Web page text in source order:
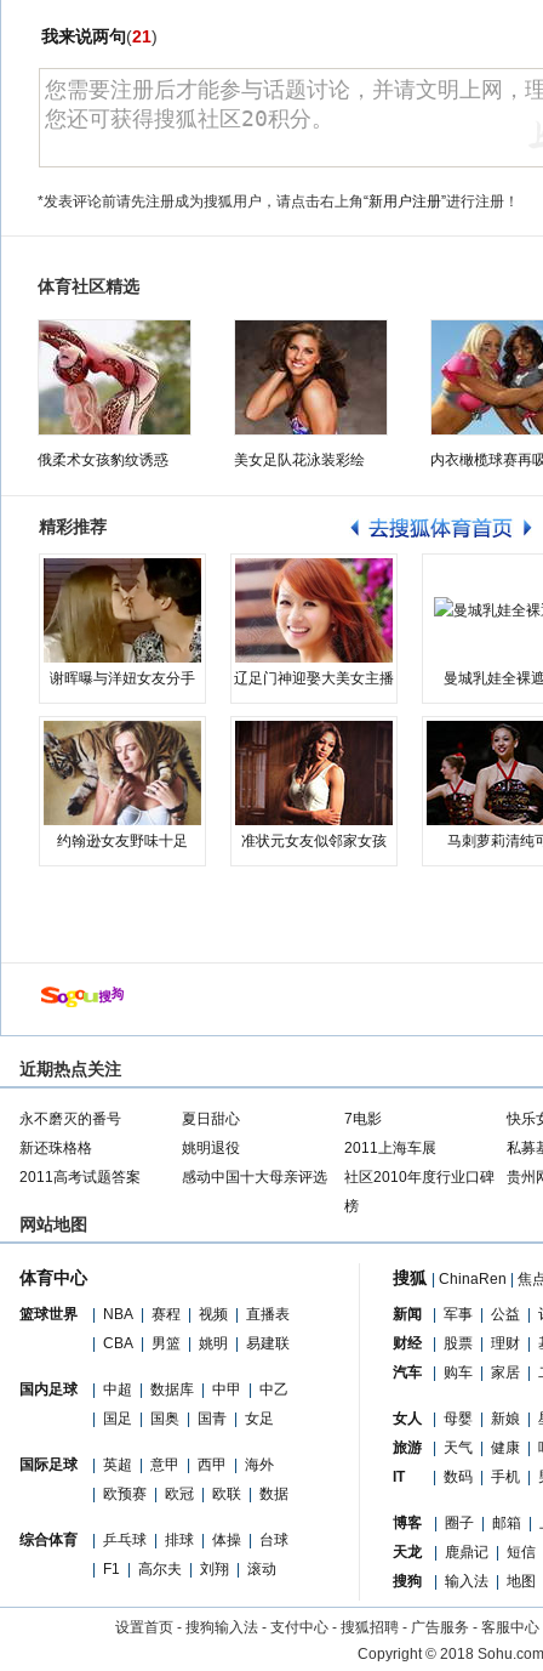
我来说两句(21)
*发表评论前请先注册成为搜狐用户，请点击右上角“新用户注册”进行注册！
体育社区精选
俄柔术女孩豹纹诱惑 美女足队花泳装彩绘 内衣橄榄球赛再
精彩推荐
谢晖曝与洋妞女友分手 辽足门神迎娶大美女主播 曼城乳娃全裸
约翰逊女友野味十足 准状元女友似邻家女孩 马刺萝莉清纯
近期热点关注
永不磨灭的番号 夏日甜心 7电影
快乐
新还珠格格
姚明退役 2011上海车展
私募
2011高考试题答案
感动中国十大母亲评选
社区2010年度行业口碑
榜
贵州
网站地图
体育中心
篮球世界 NBA 赛程 视频
直播表
CBA 男篮 姚明 易建联
国内足球 中超 数据库 中甲
中乙
国足 国奥 国青 女足
国际足球 英超 意甲 西甲
海外
欧预赛 欧冠 欧联 数据
综合体育 乒乓球 排球 体操
台球
F1 高尔夫 刘翔 滚动
搜狐 ChinaRen 焦
新闻 军事 公益
财经
股票 理财
汽车
购车 家居
女人 母婴 新娘
旅游
天气 健康
IT
数码 手机
博客 圈子 邮箱
天龙
鹿鼎记
短信
搜狗
输入法 地图
设置首页 - 搜狗输入法 - 支付中心 - 搜狐招聘 - 广告服务 - 客服中心
Copyright©2018